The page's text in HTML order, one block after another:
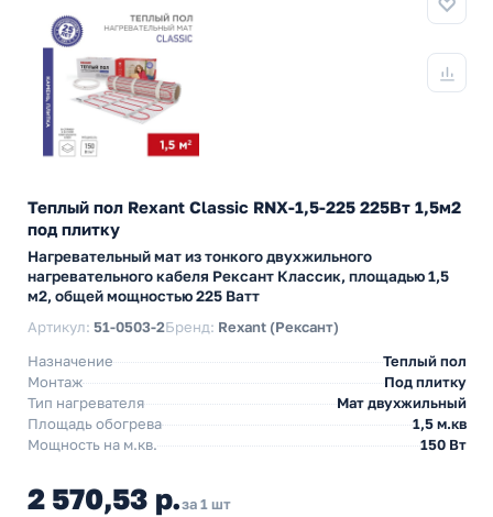
Теплый пол Rexant Classic RNX-1,5-225 225Вт 1,5м2
под плитку
Нагревательный мат из тонкого двухжильного
нагревательного кабеля Рексант Классик, площадью 1,5
м2, общей мощностью 225 Ватт
Артикул: 51-0503-2Бренд: Rexant (Рексант)
Назначение
Теплый пол
Монтаж
Под плитку
Тип нагревателя
Мат двухжильный
Площадь обогрева
1,5 м.кв
Мощность на м.кв.
150 Вт
2 570,53 р.за 1 шт